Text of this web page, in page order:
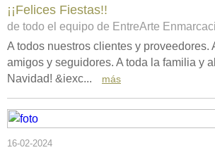
¡¡Felices Fiestas!!
de todo el equipo de EntreArte
A todos nuestros clientes y proveedores.
amigos y seguidores. A toda la familia y
Navidad! &iexc...
más
16-02-2024